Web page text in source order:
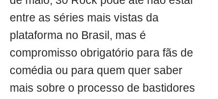
entre as séries mais vistas da
plataforma no Brasil, mas é
compromisso obrigatório para fãs de
comédia ou para quem quer saber
mais sobre o processo de bastidores